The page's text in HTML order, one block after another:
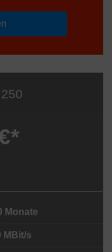
Monate
MBit/s